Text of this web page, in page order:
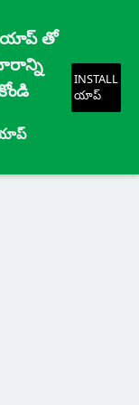
యాప్ తో
యాప్
INSTALL
యాప్